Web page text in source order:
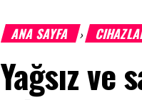
ANA SAYFA ›
Yağsız ve